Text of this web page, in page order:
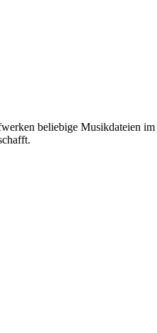
beliebige Musikdateien im